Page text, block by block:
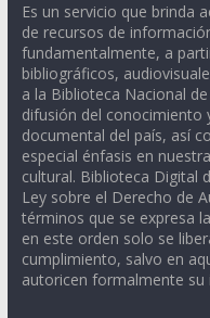
Es un servicio que brinda
de recursos de
fundamentalmente, a
bibliográficos,
a la Biblioteca Nacional
difusión del conocimiento
documental del país, así
especial énfasis en
cultural. Biblioteca Digital
Ley sobre el Derecho de
términos que se expresa
en este orden solo se
cumplimiento, salvo en
autoricen formalmente